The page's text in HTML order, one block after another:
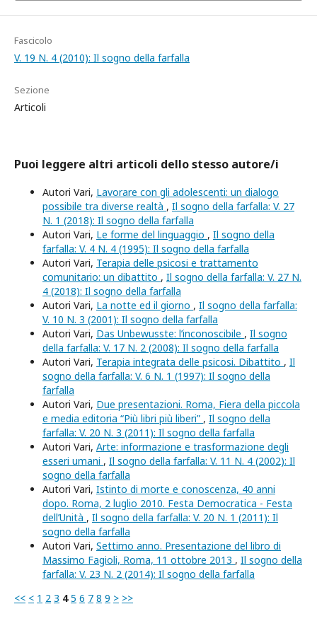
Fascicolo
V. 19 N. 4 (2010): Il sogno della farfalla
Sezione
Articoli
Puoi leggere altri articoli dello stesso autore/i
Autori Vari, Lavorare con gli adolescenti: un dialogo
possibile tra diverse realtà , Il sogno della farfalla: V. 27
N. 1 (2018): Il sogno della farfalla
Autori Vari, Le forme del linguaggio , Il sogno della
farfalla: V. 4 N. 4 (1995): Il sogno della farfalla
Autori Vari, Terapia delle psicosi e trattamento
comunitario: un dibattito , Il sogno della farfalla: V. 27 N.
4 (2018): Il sogno della farfalla
Autori Vari, La notte ed il giorno , Il sogno della farfalla:
V. 10 N. 3 (2001): Il sogno della farfalla
Autori Vari, Das Unbewusste: l’inconoscibile , Il sogno
della farfalla: V. 17 N. 2 (2008): Il sogno della farfalla
Autori Vari, Terapia integrata delle psicosi. Dibattito , Il
sogno della farfalla: V. 6 N. 1 (1997): Il sogno della
farfalla
Autori Vari, Due presentazioni. Roma, Fiera della piccola
e media editoria “Più libri più liberi” , Il sogno della
farfalla: V. 20 N. 3 (2011): Il sogno della farfalla
Autori Vari, Arte: informazione e trasformazione degli
esseri umani , Il sogno della farfalla: V. 11 N. 4 (2002): Il
sogno della farfalla
Autori Vari, Istinto di morte e conoscenza, 40 anni
dopo. Roma, 2 luglio 2010. Festa Democratica - Festa
dell’Unità , Il sogno della farfalla: V. 20 N. 1 (2011): Il
sogno della farfalla
Autori Vari, Settimo anno. Presentazione del libro di
Massimo Fagioli, Roma, 11 ottobre 2013 , Il sogno della
farfalla: V. 23 N. 2 (2014): Il sogno della farfalla
<< < 1 2 3 4 5 6 7 8 9 > >>